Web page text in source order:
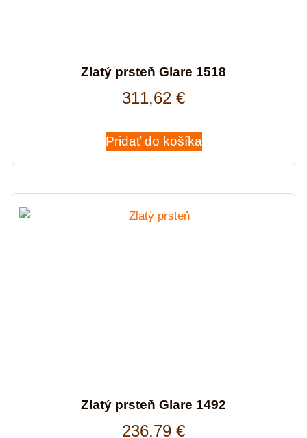
Zlatý prsteň Glare 1518
311,62 €
Pridať do košíka
Zlatý prsteň Glare 1492
236,79 €